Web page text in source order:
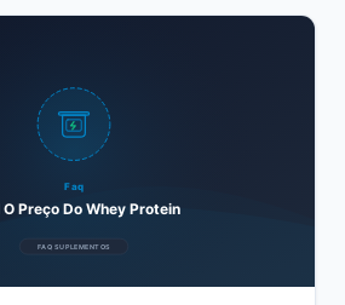
Faq
O Preço Do Whey Protein
FAQ SUPLEMENTOS